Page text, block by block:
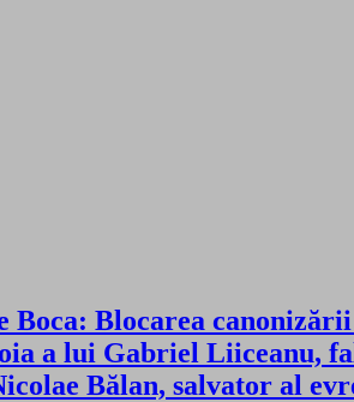
Blocarea
a lui Gabriel Liiceanu,
Bălan, salvator al